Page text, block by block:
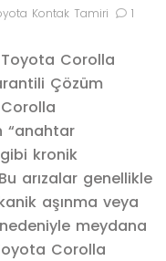
Kontak Tamiri
1
Corolla
Çözüm
“anahtar
gibi kronik
arızalar genellikle
aşınma veya
meydana
Corolla